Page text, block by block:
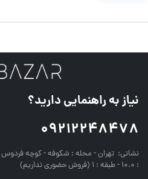
نیاز به راهنمایی دارید؟
09212248478
نشانی: تهران - محله : شکوفه - کوچه
: 10.0 - طبقه : 1 (فروش حضوری نداریم)